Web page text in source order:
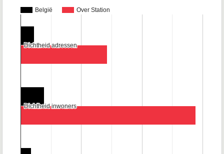
België Over Station
Dichtheid adressen
Dichtheid adressen
Dichtheid inwoners
Dichtheid inwoners